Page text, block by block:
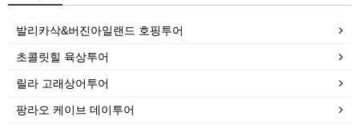
발리카삭&버진아일랜드 호핑투어
초콜릿힐 육상투어
릴라 고래상어투어
팡라오 케이브 데이투어